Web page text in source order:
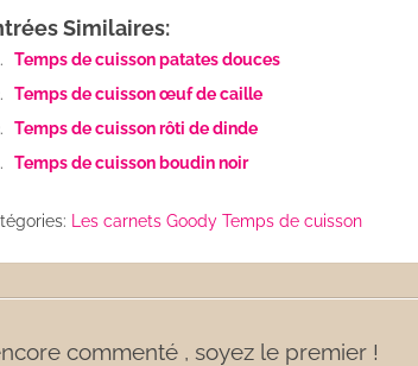
Similaires:
Temps de cuisson patates douces
Temps de cuisson œuf de caille
Temps de cuisson rôti de dinde
Temps de cuisson boudin noir
Les carnets Goody Temps de cuisson
commenté , soyez le premier !